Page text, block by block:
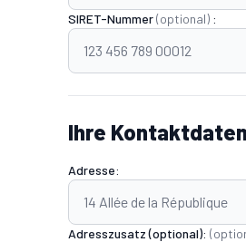
SIRET-Nummer(optional) :
Ihre Kontaktdaten
Adresse:
Adresszusatz (optional):